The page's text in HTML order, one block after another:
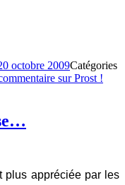
octobre 2009Catégories
sur Prost !
plus appréciée par les